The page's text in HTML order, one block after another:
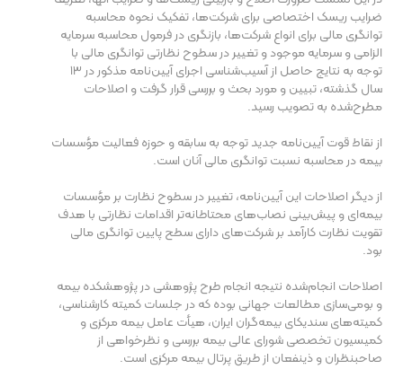
ضرایب ریسک اختصاصی برای شرکت‌ها، تفکیک نحوه محاسبه
توانگری مالی برای انواع شرکت‌ها، بازنگری در فرمول محاسبه سرمایه
الزامی و سرمایه موجود و تغییر در سطوح نظارتی توانگری مالی با
توجه به نتایج حاصل از آسیب‌شناسی اجرای آیین‌نامه مذکور در ۱۳
سال گذشته، تبیین و مورد بحث و بررسی قرار گرفت و اصلاحات
مطرح‌شده به تصویب رسید.
از نقاط قوت آیین‌نامه جدید توجه به سابقه و حوزه فعالیت مؤسسات
بیمه در محاسبه نسبت توانگری مالی آنان است.
از دیگر اصلاحات این آیین‌نامه، تغییر در سطوح نظارت بر مؤسسات
بیمه‌ای و پیش‌بینی نصاب‌های محتاطانه‌تر اقدامات نظارتی با هدف
تقویت نظارت کارآمد بر شرکت‌های دارای سطح پایین توانگری مالی
بود.
اصلاحات انجام‌شده نتیجه انجام طرح پژوهشی در پژوهشکده بیمه
و بومی‌سازی مطالعات جهانی بوده که در جلسات کمیته کارشناسی،
کمیته‌های سندیکای بیمه‌گران ایران، هیأت عامل بیمه مرکزی و
کمیسیون تخصصی شورای عالی بیمه بررسی و نظرخواهی از
صاحبنظران و ذینفعان از طریق پرتال بیمه مرکزی است.